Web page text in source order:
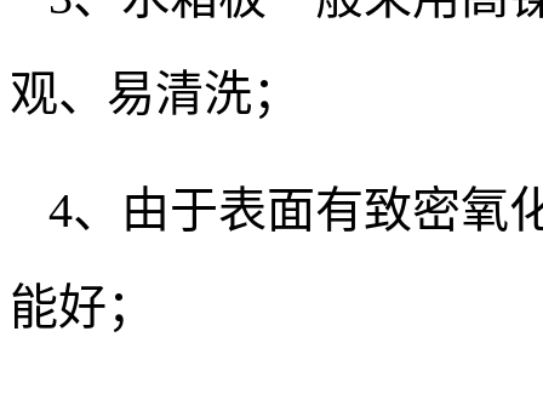
观、易清洗；
4、由于表面有致密氧
能好；